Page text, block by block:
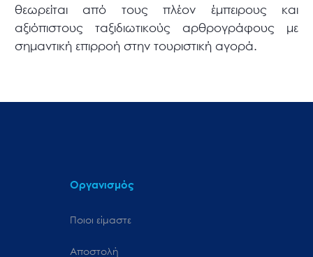
θεωρείται από τους πλέον έμπειρους και
αξιόπιστους ταξιδιωτικούς αρθρογράφους με
σημαντική επιρροή στην τουριστική αγορά.
Οργανισμός
Ποιοι είμαστε
Αποστολή